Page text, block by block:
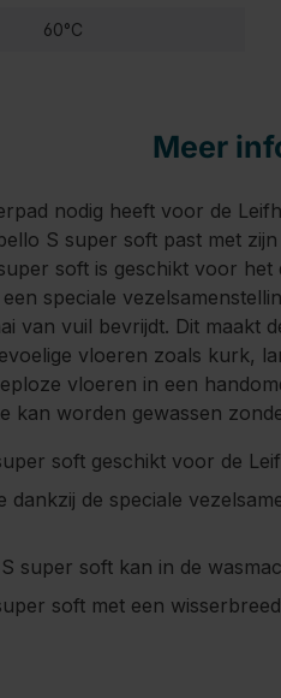
60°C
Meer
nodig heeft voor de
S super soft past met
soft is geschikt voor
speciale
van vuil bevrijdt. Dit maakt
vloeren zoals kurk,
vloeren in een
kan worden gewassen
soft geschikt voor de
dankzij de speciale
super soft kan in de
soft met een